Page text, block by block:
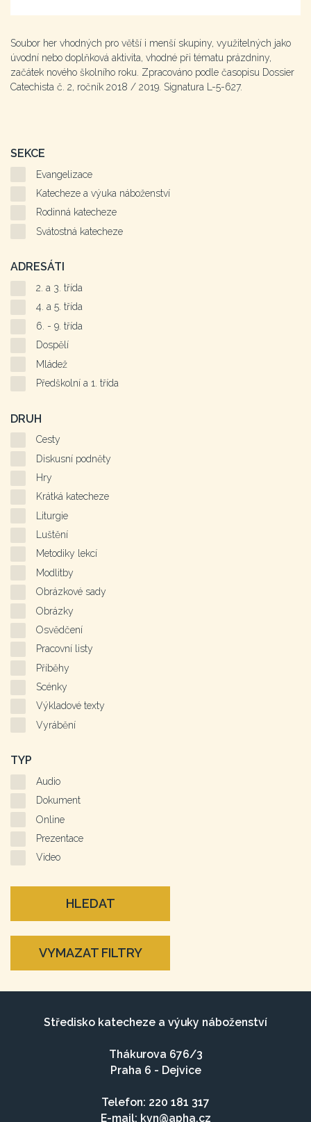
Soubor her vhodných pro větší i menší skupiny, využitelných jako
úvodní nebo doplňková aktivita, vhodné při tématu prázdniny,
začátek nového školního roku. Zpracováno podle časopisu Dossier
Catechista č. 2, ročník 2018 / 2019. Signatura L-5-627.
SEKCE
Evangelizace
Katecheze a výuka náboženství
Rodinná katecheze
Svátostná katecheze
ADRESÁTI
2. a 3. třída
4. a 5. třída
6. - 9. třída
Dospělí
Mládež
Předškolní a 1. třída
DRUH
Cesty
Diskusní podněty
Hry
Krátká katecheze
Liturgie
Luštění
Metodiky lekcí
Modlitby
Obrázkové sady
Obrázky
Osvědčení
Pracovní listy
Příběhy
Scénky
Výkladové texty
Vyrábění
TYP
Audio
Dokument
Online
Prezentace
Video
HLEDAT
VYMAZAT FILTRY
Středisko katecheze a výuky náboženství
Thákurova 676/3
Praha 6 - Dejvice
Telefon: 220 181 317
E-mail: kvn@apha.cz